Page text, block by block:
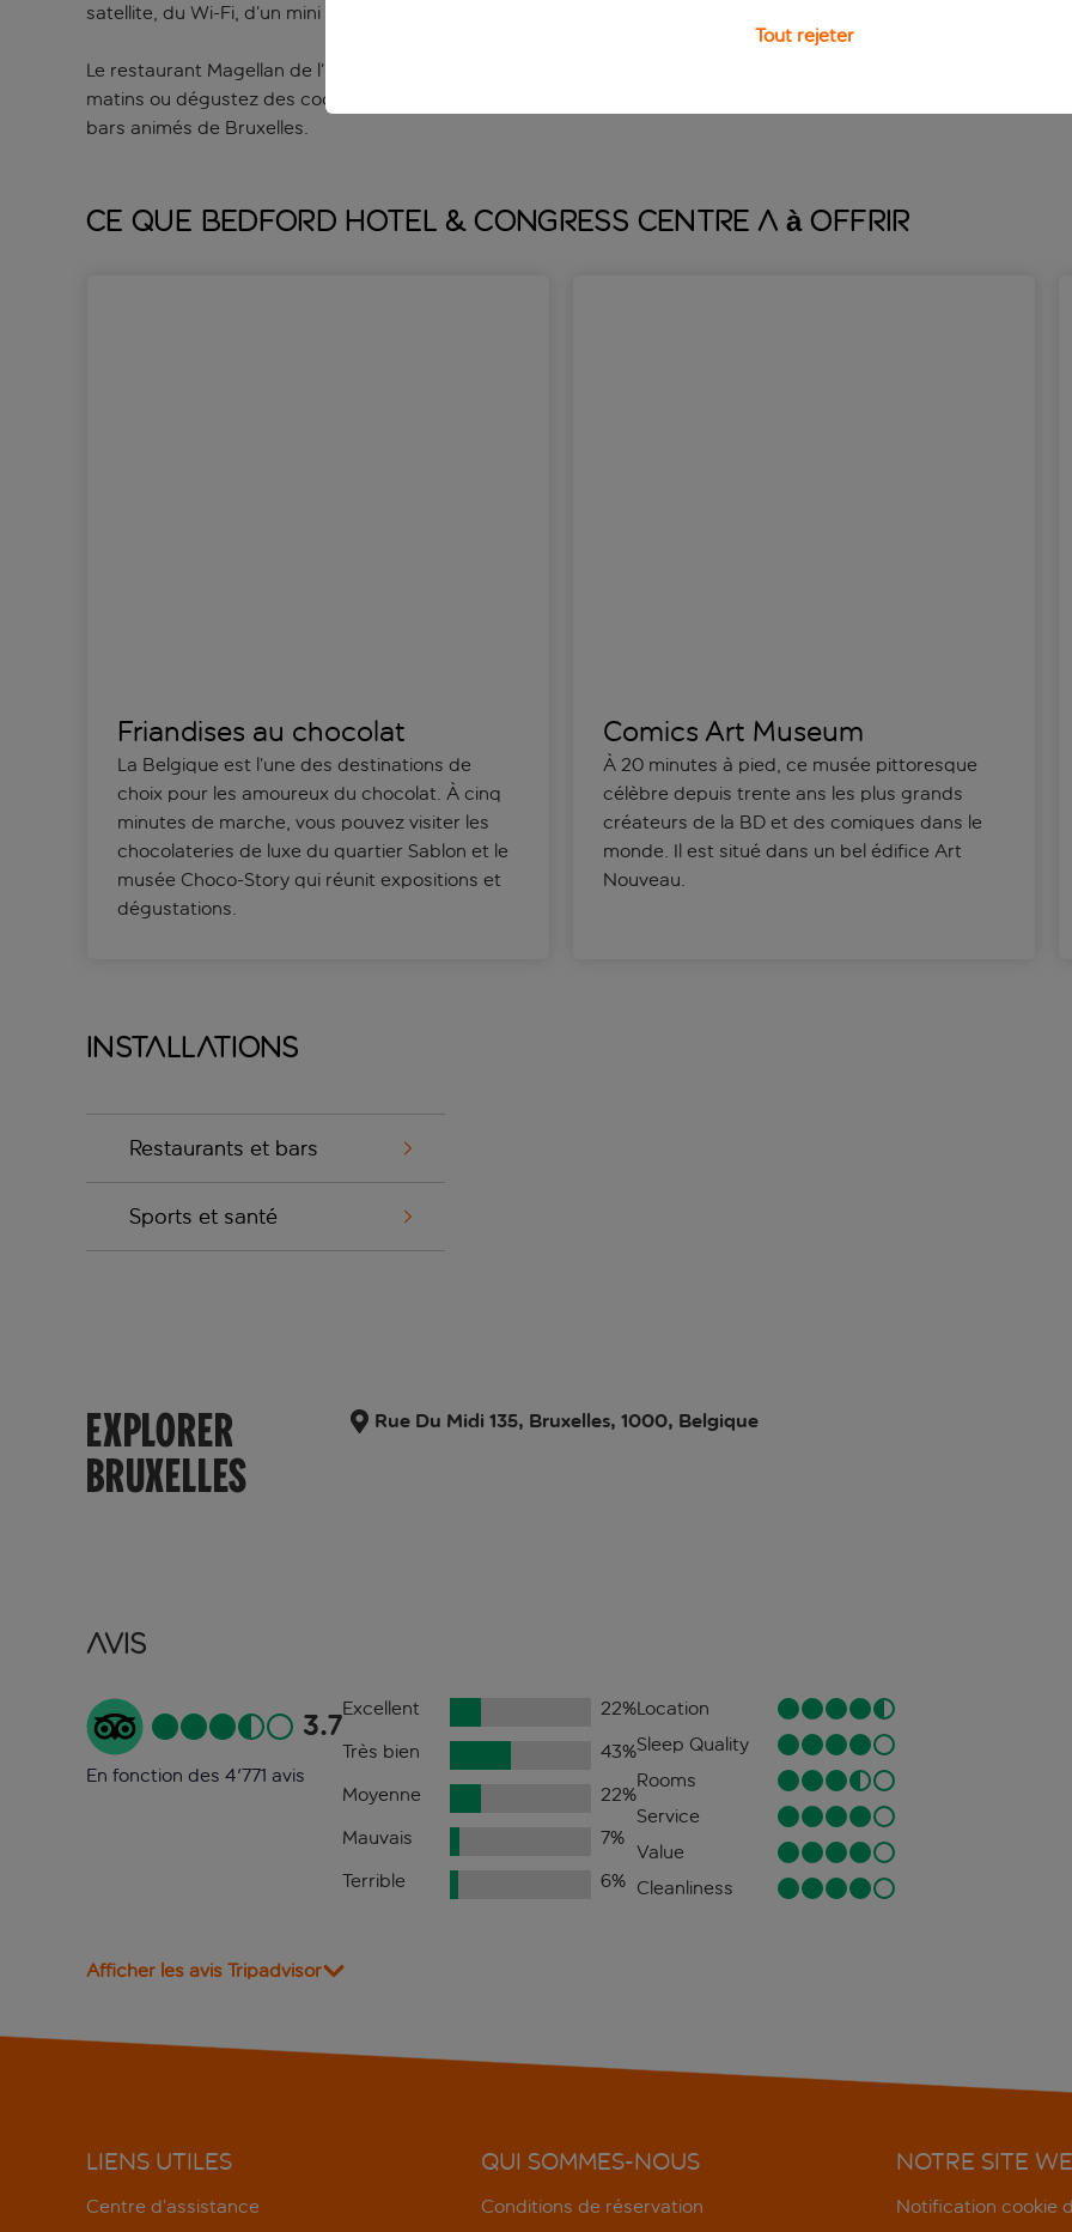
satellite, du Wi-Fi, d’un mini réfrigérateur et d’une élégante salle de bains en marbre.
Le restaurant Magellan de l’hôtel sert des buffets internationaux délicieux et des repas à la carte le soir.
matins ou dégustez des cocktails et des canapés au piano-bar élégant. Grâce à son emplacement, l’hôtel est
bars animés de Bruxelles.
Ce que Bedford Hotel & Congress Centre a à offrir
Friandises au chocolat
La Belgique est l’une des destinations de
choix pour les amoureux du chocolat. À cinq
minutes de marche, vous pouvez visiter les
chocolateries de luxe du quartier Sablon et le
musée Choco-Story qui réunit expositions et
dégustations.
Comics Art Museum
À 20 minutes à pied, ce musée pittoresque
célèbre depuis trente ans les plus grands
créateurs de la BD et des comiques dans le
monde. Il est situé dans un bel édifice Art
Nouveau.
Installations
Restaurants et bars
Sports et santé
EXPLORER
BRUXELLES
Rue Du Midi 135, Bruxelles, 1000, Belgique
Avis
3.7
En fonction des 4'771 avis
Excellent 22%
Très bien
43%
Moyenne
22%
Mauvais
7%
Terrible
6%
Location
Sleep Quality
Rooms
Service
Value
Cleanliness
Afficher les avis Tripadvisor
LIENS UTILES
Centre d’assistance
QUI SOMMES-NOUS
Conditions de réservation
NOTRE SITE
Notification cookie
Tout rejeter